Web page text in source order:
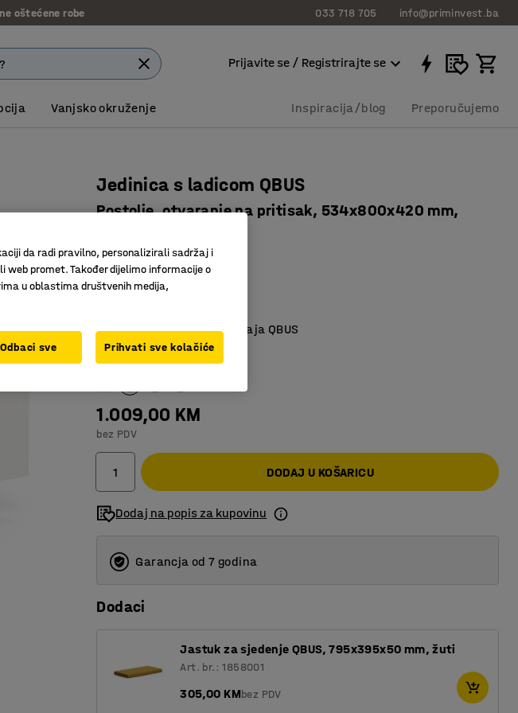
oštećene robe 033 718 705 info@priminvest.ba
Prijavite se / Registrirajte se
Vanjsko okruženje Inspiracija/blog Preporučujemo
Jedinica s ladicom QBUS
Postolje, otvaranje na pritisak, 534x800x420 mm,
Art. br.:187473
Udobno za sjedenje
Dio asortimana namještaja QBUS
Boja
1.009,00 KM
bez PDV
DODAJ U KOŠARICU
Dodaj na popis za kupovinu
Garancja od 7 godina
Dodaci
Jastuk za sjedenje QBUS, 795x395x50 mm, žuti
Art. br.: 1858001
305,00 KMbez PDV
da radi pravilno, personalizirali sadržaj i
promet. Također dijelimo informacije o
u oblastima društvenih medija,
Odbaci sve Prihvati sve kolačiće